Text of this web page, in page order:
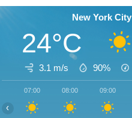
New York City
24°C
3.1 m/s 90%
07:00 08:00 09:00
‹